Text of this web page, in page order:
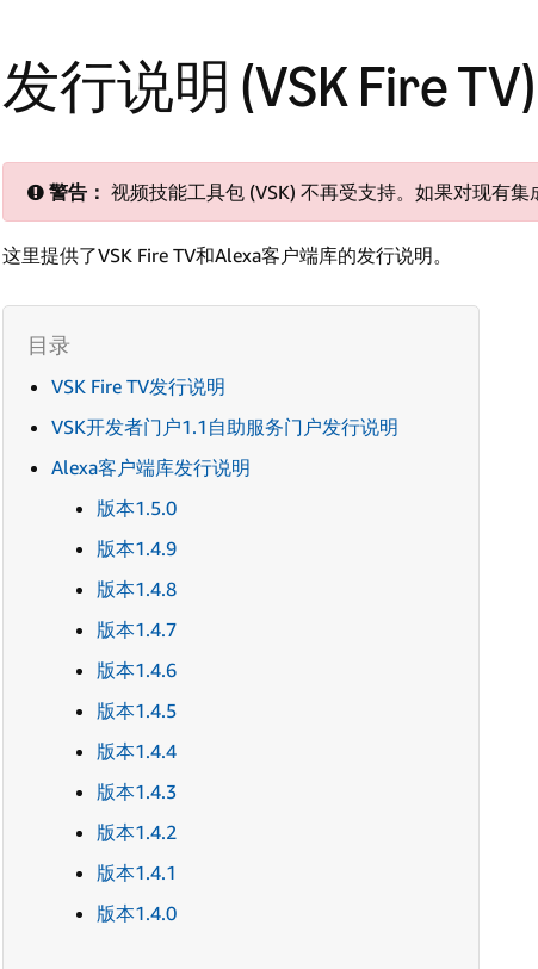
发行说明 (VSK Fire TV)
警告： 视频技能工具包 (VSK) 不再受支持。如果对现有
这里提供了VSK Fire TV和Alexa客户端库的发行说明。
VSK Fire TV发行说明
VSK开发者门户1.1自助服务门户发行说明
Alexa客户端库发行说明
版本1.5.0
版本1.4.9
版本1.4.8
版本1.4.7
版本1.4.6
版本1.4.5
版本1.4.4
版本1.4.3
版本1.4.2
版本1.4.1
版本1.4.0